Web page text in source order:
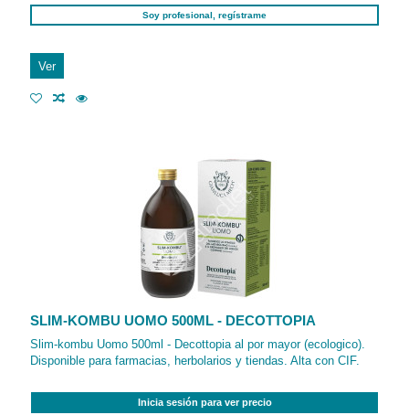
Soy profesional, regístrame
Ver
SLIM-KOMBU UOMO 500ML - DECOTTOPIA
Slim-kombu Uomo 500ml - Decottopia al por mayor (ecologico).
Disponible para farmacias, herbolarios y tiendas. Alta con CIF.
Inicia sesión para ver precio